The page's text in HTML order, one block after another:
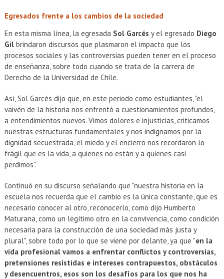
Egresados frente a los cambios de la sociedad
En esta misma línea, la egresada Sol Garcés y el egresado Diego
Gilbrindaron discursos que plasmaron el impacto que los
procesos sociales y las controversias pueden tener en el proceso
de enseñanza, sobre todo cuando se trata de la carrera de
Derecho de la Universidad de Chile.
Así, Sol Garcés dijo que, en este periodo como estudiantes, "el
vaivén de la historia nos enfrentó a cuestionamientos profundos,
a entendimientos nuevos. Vimos dolores e injusticias, criticamos
nuestras estructuras fundamentales y nos indignamos por la
dignidad secuestrada, el miedo y el encierro nos recordaron lo
frágil que es la vida, a quienes no están y a quienes casi
perdimos".
Continuó en su discurso señalando que "nuestra historia en la
escuela nos recuerda que el cambio es la única constante, que es
necesario conocer al otro, reconocerlo, como dijo Humberto
Maturana, como un legítimo otro en la convivencia, como condición
necesaria para la construcción de una sociedad más justa y
plural", sobre todo por lo que se viene por delante, ya que "en la
vida profesional vamos a enfrentar conflictos y controversias,
pretensiones resistidas e intereses contrapuestos, obstáculos
y desencuentros, esos son los desafíos para los que nos ha